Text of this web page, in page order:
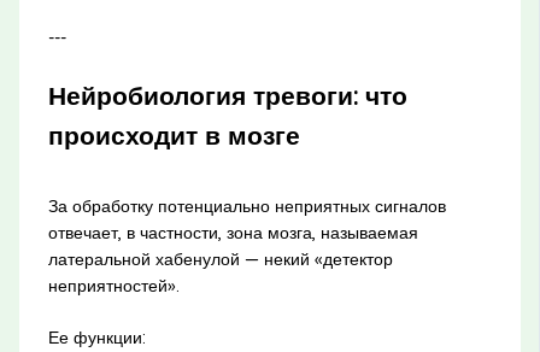
---
Нейробиология тревоги: что
происходит в мозге
За обработку потенциально неприятных сигналов
отвечает, в частности, зона мозга, называемая
латеральной хабенулой — некий «детектор
неприятностей».
Ее функции: